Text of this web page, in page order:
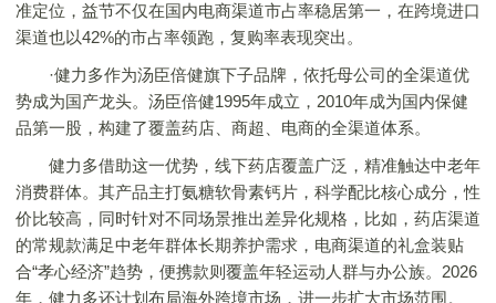
准定位，益节不仅在国内电商渠道市占率稳居第一，在跨境进口
渠道也以42%的市占率领跑，复购率表现突出。
·健力多作为汤臣倍健旗下子品牌，依托母公司的全渠道优
势成为国产龙头。汤臣倍健1995年成立，2010年成为国内保健
品第一股，构建了覆盖药店、商超、电商的全渠道体系。
健力多借助这一优势，线下药店覆盖广泛，精准触达中老年
消费群体。其产品主打氨糖软骨素钙片，科学配比核心成分，性
价比较高，同时针对不同场景推出差异化规格，比如，药店渠道
的常规款满足中老年群体长期养护需求，电商渠道的礼盒装贴
合“孝心经济”趋势，便携款则覆盖年轻运动人群与办公族。2026
年，健力多还计划布局海外跨境市场，进一步扩大市场范围。